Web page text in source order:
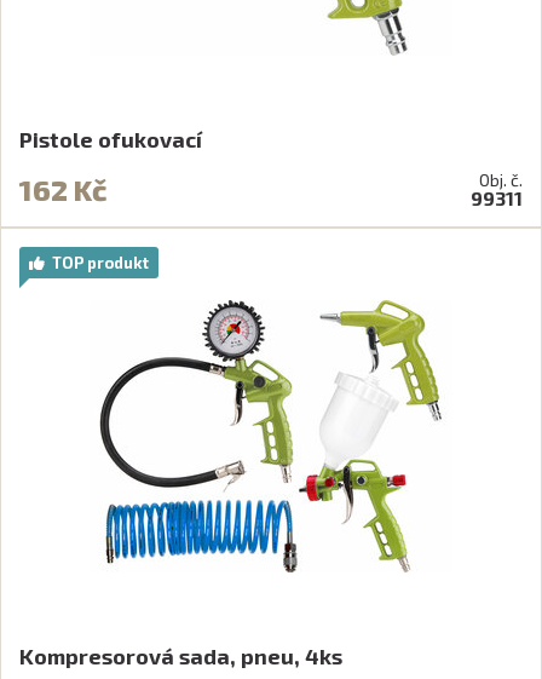
Pistole ofukovací
162 Kč Obj. č.
99311
TOP produkt
Kompresorová sada, pneu, 4ks